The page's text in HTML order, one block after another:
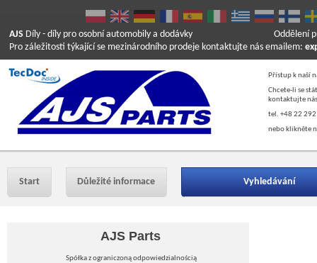
AJS Díly - díly pro osobní automobily a dodávky
Pro záležitosti týkající se mezinárodního prodeje kontaktujte nás emailem:
Oddělení
Přístup k naší
Chcete-li se
kontaktujte
tel. +48 22
nebo klikněte
Start Důležité informace Vyhledávání
AJS Parts
Spółka z ograniczoną odpowiedzialnością